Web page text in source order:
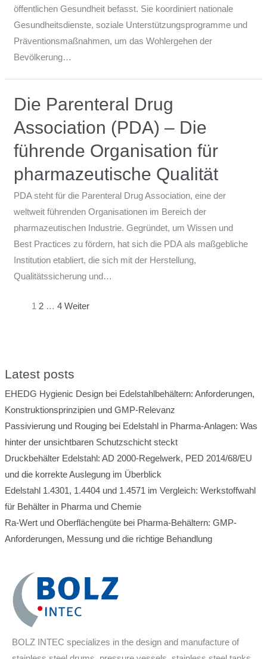
öffentlichen Gesundheit befasst. Sie koordiniert nationale
Gesundheitsdienste, soziale Unterstützungsprogramme und
Präventionsmaßnahmen, um das Wohlergehen der
Bevölkerung…
Die Parenteral Drug
Association (PDA) – Die
führende Organisation für
pharmazeutische Qualität
PDA steht für die Parenteral Drug Association, eine der
weltweit führenden Organisationen im Bereich der
pharmazeutischen Industrie. Gegründet, um Wissen und
Best Practices zu fördern, hat sich die PDA als maßgebliche
Institution etabliert, die sich mit der Herstellung,
Qualitätssicherung und…
1 2 … 4 Weiter
Latest posts
EHEDG Hygienic Design bei Edelstahlbehältern: Anforderungen,
Konstruktionsprinzipien und GMP-Relevanz
Passivierung und Rouging bei Edelstahl in Pharma-Anlagen: Was
hinter der unsichtbaren Schutzschicht steckt
Druckbehälter Edelstahl: AD 2000-Regelwerk, PED 2014/68/EU
und die korrekte Auslegung im Überblick
Edelstahl 1.4301, 1.4404 und 1.4571 im Vergleich: Werkstoffwahl
für Behälter in Pharma und Chemie
Ra-Wert und Oberflächengüte bei Pharma-Behältern: GMP-
Anforderungen, Messung und die richtige Behandlung
BOLZ INTEC specializes in the design and manufacture of